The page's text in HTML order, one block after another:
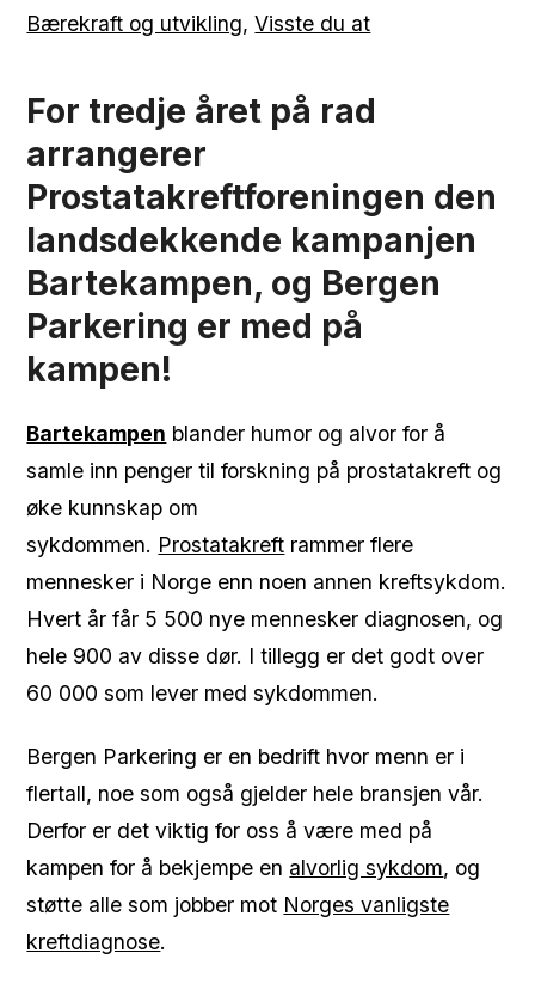
Bærekraft og utvikling,Visste du at
For tredje året på rad
arrangerer
Prostatakreftforeningen den
landsdekkende kampanjen
Bartekampen, og Bergen
Parkering er med på
kampen!
Bartekampen blander humor og alvor for å
samle inn penger til forskning på prostatakreft og
øke kunnskap om
sykdommen. Prostatakreft rammer flere
mennesker i Norge enn noen annen kreftsykdom.
Hvert år får 5 500 nye mennesker diagnosen, og
hele 900 av disse dør. I tillegg er det godt over
60 000 som lever med sykdommen.
Bergen Parkering er en bedrift hvor menn er i
flertall, noe som også gjelder hele bransjen vår.
Derfor er det viktig for oss å være med på
kampen for å bekjempe en alvorlig sykdom, og
støtte alle som jobber mot Norges vanligste
kreftdiagnose.